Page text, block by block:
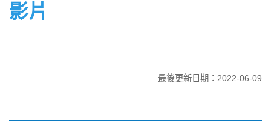
影片
最後更新日期：2022-06-09